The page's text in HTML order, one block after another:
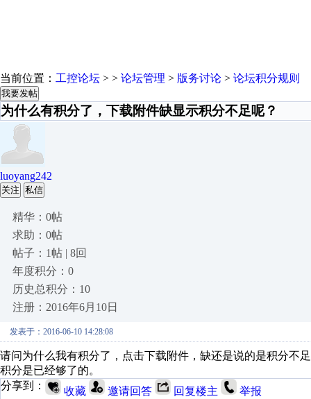
当前位置： 工控论坛 > > 论坛管理 > 版务讨论 > 论坛积分规则
我要发帖
为什么有积分了，下载附件缺显示积分不足呢？
luoyang242
关注 私信
精华：0帖
求助：0帖
帖子：1帖 | 8回
年度积分：0
历史总积分：10
注册：2016年6月10日
发表于：2016-06-10 14:28:08
请问为什么我有积分了，点击下载附件，缺还是说的是积分不
积分是已经够了的。
分享到：
收藏 邀请回答 回复楼主 举报